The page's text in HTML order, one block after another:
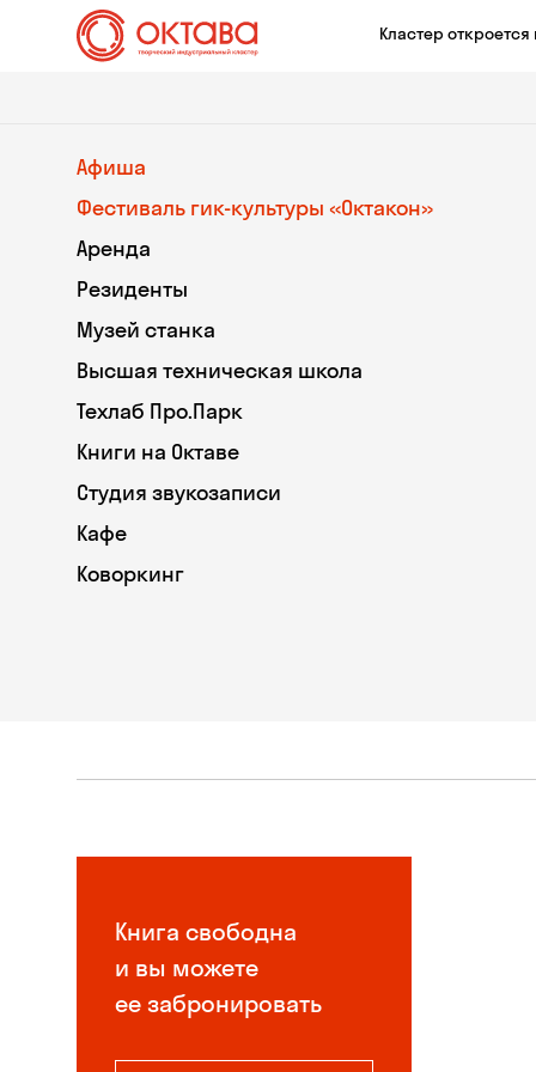
Кластер откроется
Афиша
Фестиваль гик-культуры «Октакон»
Аренда
Резиденты
Музей станка
Высшая техническая школа
Техлаб Про.Парк
Книги на Октаве
Студия звукозаписи
Кафе
Коворкинг
Книга свободна
и вы можете
ее забронировать